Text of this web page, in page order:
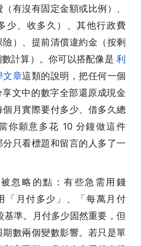
有沒有固定金額或比例）、
少、收多久）、其他行政費
險）、提前清償違約金（按剩
計算）。你可以搭配像是 利
文章這類的說明，把任何一個
文中的數字全部還原成現金
月實際要付多少、借多久總
你願意多花 10 分鐘做這件
只看標題和留言的人多了一
忽略的點：有些急需用錢
「月付多少」、「每萬月付
基準。月付多少固然重要，但
數兩個變數影響。若只是單